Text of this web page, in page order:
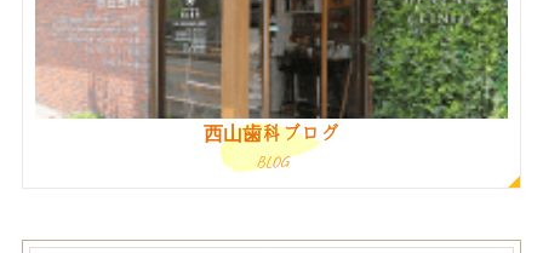
西山歯科ブログ
BLOG